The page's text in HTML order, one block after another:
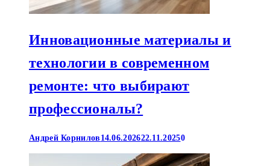
Инновационные материалы и
технологии в современном
ремонте: что выбирают
профессионалы?
Андрей Корнилов 14.06.202622.11.20250